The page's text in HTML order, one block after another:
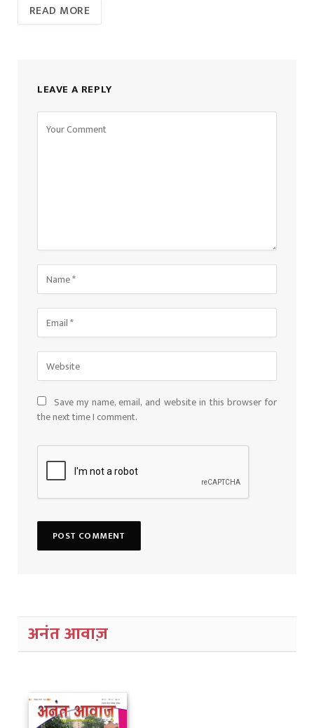
READ MORE
LEAVE A REPLY
Save my name, email, and website in this browser for
the next time I comment.
अनंत आवाज़